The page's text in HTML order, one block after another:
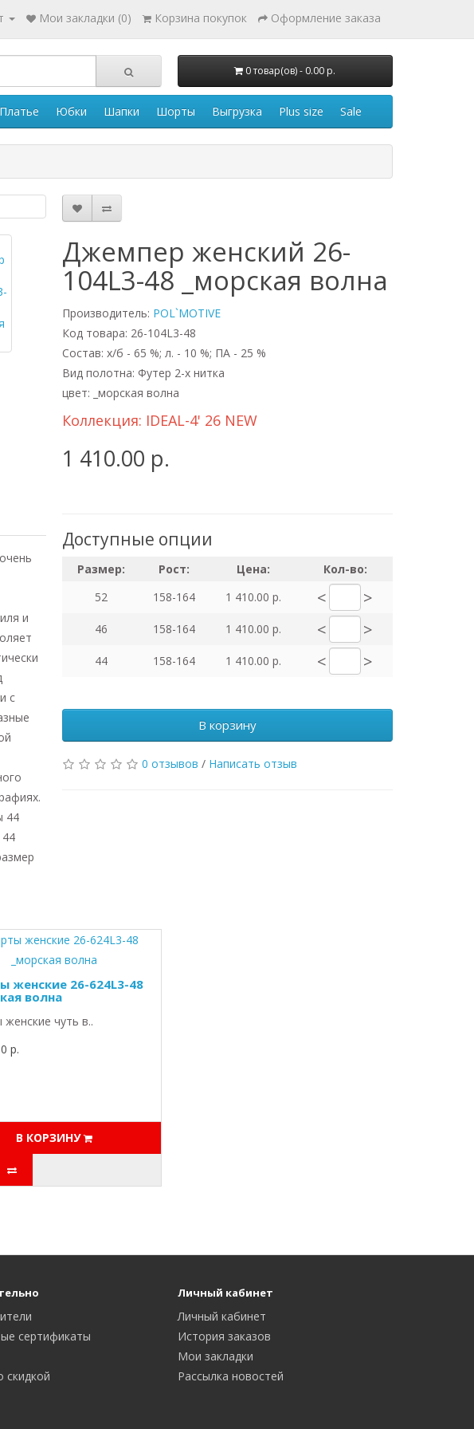
Мои закладки (0) Корзина покупок Оформление заказа
0 товар(ов) - 0.00 р.
Платье Юбки Шапки Шорты Выгрузка Plus size Sale
и
с
44
Джемпер женский 26-
104L3-48 _морская волна
Производитель: POL`MOTIVE
Код товара: 26-104L3-48
Состав: х/б - 65 %; л. - 10 %; ПА - 25 %
Вид полотна: Футер 2-х нитка
цвет: _морская волна
Коллекция: IDEAL-4' 26 NEW
1 410.00 р.
Доступные опции
Размер: Рост: Цена:
Кол-во:
52
158-164 1 410.00 р. < >
46 158-164 1 410.00 р. < >
44 158-164 1 410.00 р. < >
В корзину
0 отзывов / Написать отзыв
женские 26-624L3-48
волна
чуть в..
р.
В КОРЗИНУ
сертификаты
скидкой
Личный кабинет
Личный кабинет
История заказов
Мои закладки
Рассылка новостей